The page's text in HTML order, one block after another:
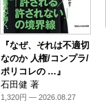
『なぜ、それは不適切
なのか 人権/コンプラ/
ポリコレの …』
石田健 著
1,320円 — 2026.08.27